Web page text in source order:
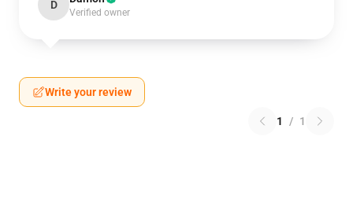
D
Verified owner
Write your review
1 / 1